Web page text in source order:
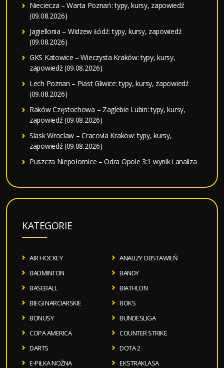
Nieciecza – Warta Poznań: typy, kursy, zapowiedź
(09.08.2026)
Jagiellonia – Widzew Łódź: typy, kursy, zapowiedź
(09.08.2026)
GKS Katowice – Wieczysta Kraków: typy, kursy,
zapowiedź (09.08.2026)
Lech Poznan – Piast Gliwice: typy, kursy, zapowiedź
(09.08.2026)
Raków Częstochowa – Zaglebie Lubin: typy, kursy,
zapowiedź (09.08.2026)
Slask Wroclaw – Cracovia Krakow: typy, kursy,
zapowiedź (09.08.2026)
Puszcza Niepołomice – Odra Opole 3:1 wynik i analiza
KATEGORIE
AIR HOCKEY
ANALIZY OBSTAWIEŃ
BADMINTON
BANDY
BASEBALL
BIATHLON
BIEGI NARCIARSKIE
BOKS
BONUSY
BUNDESLIGA
COPA AMERICA
COUNTER STRIKE
DARTS
DOTA 2
E-PIŁKA NOŻNA
EKSTRAKLASA